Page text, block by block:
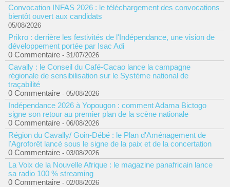
Convocation INFAS 2026 : le téléchargement des convocations
bientôt ouvert aux candidats
05/08/2026
Prikro : derrière les festivités de l'Indépendance, une vision de
développement portée par Isac Adi
0 Commentaire - 31/07/2026
Cavally : le Conseil du Café-Cacao lance la campagne
régionale de sensibilisation sur le Système national de
traçabilité
0 Commentaire - 05/08/2026
Indépendance 2026 à Yopougon : comment Adama Bictogo
signe son retour au premier plan de la scène nationale
0 Commentaire - 06/08/2026
Région du Cavally/ Goin-Débé : le Plan d'Aménagement de
l'Agroforêt lancé sous le signe de la paix et de la concertation
0 Commentaire - 03/08/2026
La Voix de la Nouvelle Afrique : le magazine panafricain lance
sa radio 100 % streaming
0 Commentaire - 02/08/2026